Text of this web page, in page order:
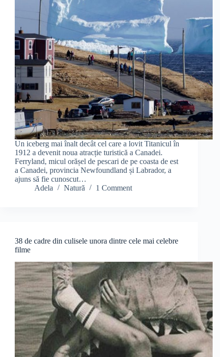
Un iceberg mai înalt decât cel care a lovit Titanicul în
1912 a devenit noua atracție turistică a Canadei.
Ferryland, micul orășel de pescari de pe coasta de est
a Canadei, provincia Newfoundland și Labrador, a
ajuns să fie cunoscut…
Adela
Natură 1 Comment
38 de cadre din culisele unora dintre cele mai celebre
filme